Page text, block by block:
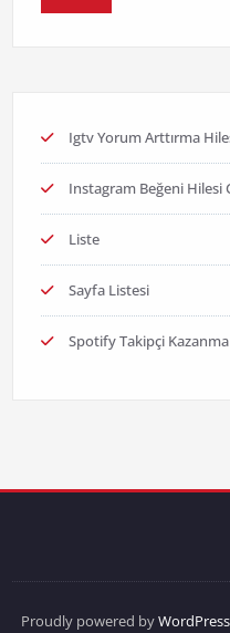
Igtv Yorum Arttırma
Instagram Beğeni Hilesi
Liste
Sayfa Listesi
Spotify Takipçi
Proudly powered byWordPress